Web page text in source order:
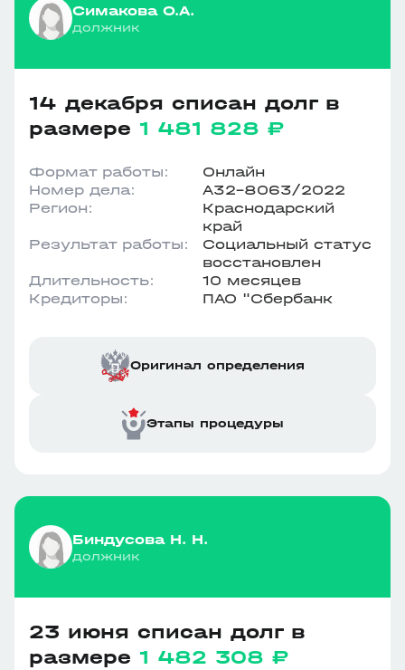
Симакова О.А.
должник
14 декабря списан долг в
размере 1 481 828 ₽
Формат работы:
Онлайн
Номер дела:
А32-8063/2022
Регион:
Краснодарский
край
Результат работы:
Социальный статус
восстановлен
Длительность:
10 месяцев
Кредиторы:
ПАО "Сбербанк
Оригинал определения
Этапы процедуры
Биндусова Н. Н.
должник
23 июня списан долг в
размере 1 482 308 ₽